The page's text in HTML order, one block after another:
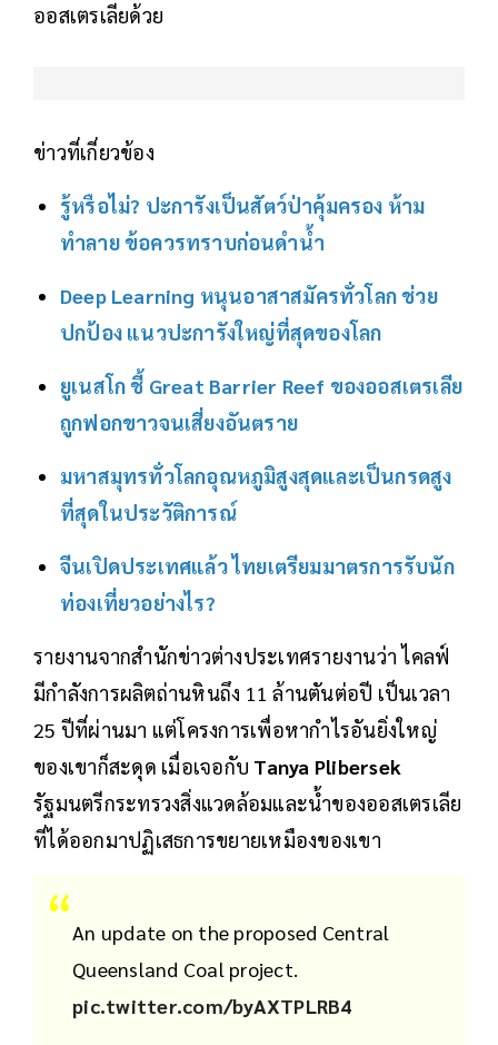
ออสเตรเลียด้วย
ข่าวที่เกี่ยวข้อง
รู้หรือไม่? ปะการังเป็นสัตว์ป่าคุ้มครอง ห้าม
ทำลาย ข้อควรทราบก่อนดำน้ำ
Deep Learning หนุนอาสาสมัครทั่วโลก ช่วย
ปกป้อง แนวปะการังใหญ่ที่สุดของโลก
ยูเนสโก ชี้ Great Barrier Reef ของออสเตรเลีย
ถูกฟอกขาวจนเสี่ยงอันตราย
มหาสมุทรทั่วโลกอุณหภูมิสูงสุดและเป็นกรดสูง
ที่สุดในประวัติการณ์
จีนเปิดประเทศแล้ว ไทยเตรียมมาตรการรับนัก
ท่องเที่ยวอย่างไร?
รายงานจากสำนักข่าวต่างประเทศรายงานว่า ไคลฟ์
มีกำลังการผลิตถ่านหินถึง 11 ล้านตันต่อปี เป็นเวลา
25 ปีที่ผ่านมา แต่โครงการเพื่อหากำไรอันยิ่งใหญ่
ของเขาก็สะดุด เมื่อเจอกับ Tanya Plibersek
รัฐมนตรีกระทรวงสิ่งแวดล้อมและน้ำของออสเตรเลีย
ที่ได้ออกมาปฏิเสธการขยายเหมืองของเขา
An update on the proposed Central
Queensland Coal project.
pic.twitter.com/byAXTPLRB4